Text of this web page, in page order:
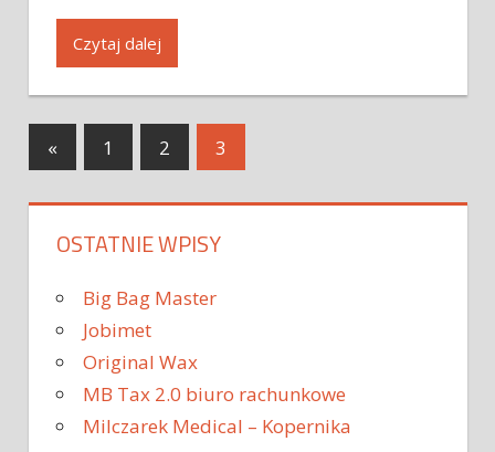
Czytaj dalej
« 1 2 3
OSTATNIE WPISY
Big Bag Master
Jobimet
Original Wax
MB Tax 2.0 biuro rachunkowe
Milczarek Medical – Kopernika